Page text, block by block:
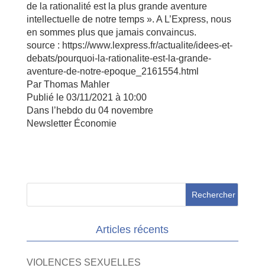
de la rationalité est la plus grande aventure
intellectuelle de notre temps ». A L’Express, nous
en sommes plus que jamais convaincus.
source : https://www.lexpress.fr/actualite/idees-et-
debats/pourquoi-la-rationalite-est-la-grande-
aventure-de-notre-epoque_2161554.html
Par Thomas Mahler
Publié le 03/11/2021 à 10:00
Dans l’hebdo du 04 novembre
Newsletter Économie​
Articles récents
VIOLENCES SEXUELLES